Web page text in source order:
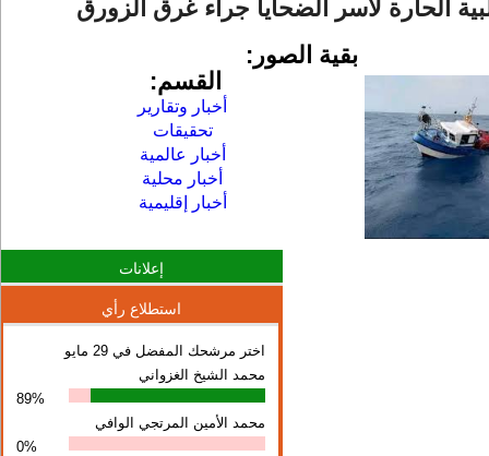
الحارة لأسر الضحايا جراء غرق الزورق
بقية الصور:
القسم:
أخبار وتقارير
تحقيقات
أخبار عالمية
أخبار محلية
أخبار إقليمية
إعلانات
استطلاع رأي
اختر مرشحك المفضل في 29 مايو
محمد الشيخ الغزواني
89%
محمد الأمين المرتجي الوافي
0%